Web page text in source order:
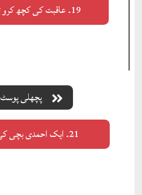
19۔ عاقبت کی کچھ کرو تیاریاں
پچھلی پوسٹ
21۔ ایک احمدی بچی کی دُعا